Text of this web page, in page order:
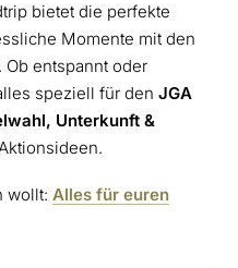
bietet die perfekte
Momente mit den
entspannt oder
speziell für den JGA
Unterkunft &
wollt: Alles für euren